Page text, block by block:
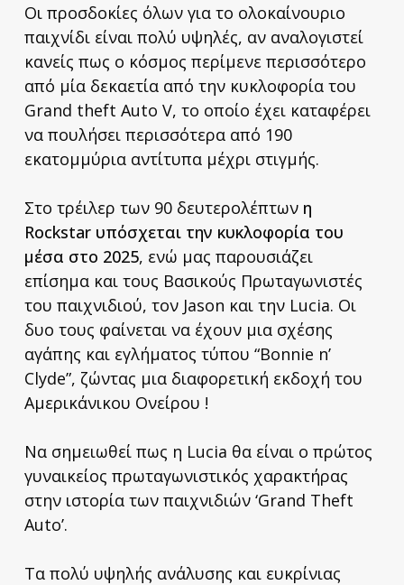
Οι προσδοκίες όλων για το ολοκαίνουριο
παιχνίδι είναι πολύ υψηλές, αν αναλογιστεί
κανείς πως ο κόσμος περίμενε περισσότερο
από μία δεκαετία από την κυκλοφορία του
Grand theft Auto V, το οποίο έχει καταφέρει
να πουλήσει περισσότερα από 190
εκατομμύρια αντίτυπα μέχρι στιγμής.
Στο τρέιλερ των 90 δευτερολέπτων η
Rockstar υπόσχεται την κυκλοφορία του
μέσα στο 2025, ενώ μας παρουσιάζει
επίσημα και τους Βασικούς Πρωταγωνιστές
του παιχνιδιού, τον Jason και την Lucia. Οι
δυο τους φαίνεται να έχουν μια σχέσης
αγάπης και εγλήματος τύπου “Bonnie n’
Clyde”, ζώντας μια διαφορετική εκδοχή του
Αμερικάνικου Ονείρου !
Να σημειωθεί πως η Lucia θα είναι ο πρώτος
γυναικείος πρωταγωνιστικός χαρακτήρας
στην ιστορία των παιχνιδιών ‘Grand Theft
Auto’.
Τα πολύ υψηλής ανάλυσης και ευκρίνιας